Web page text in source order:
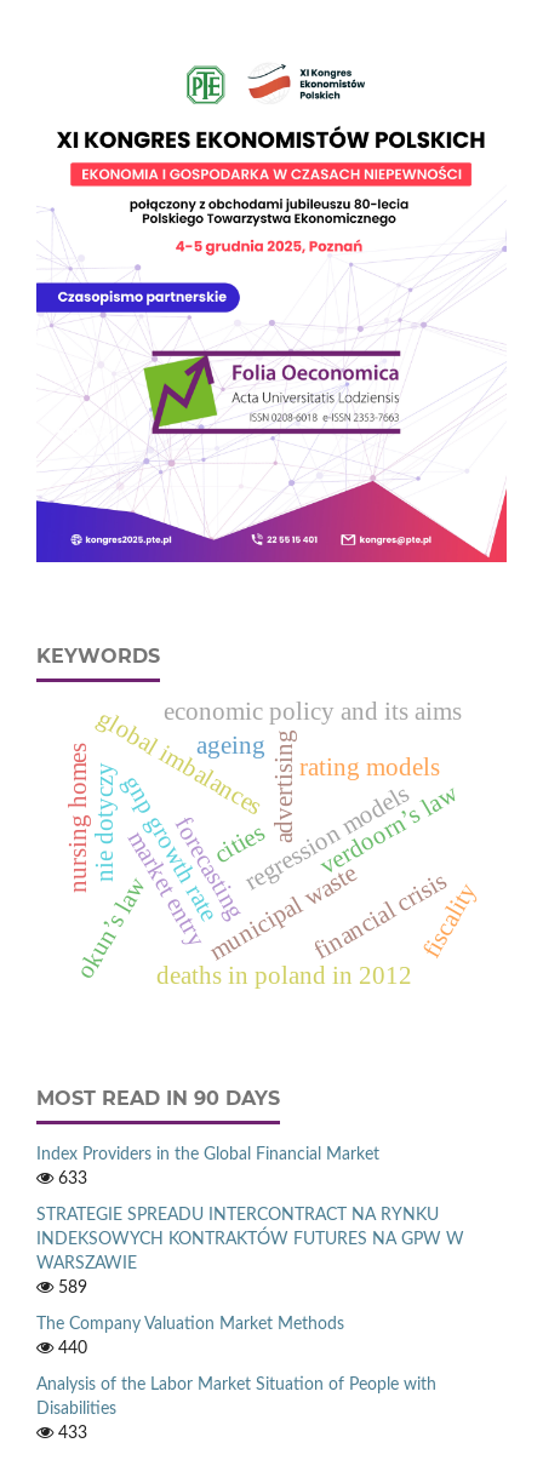
KEYWORDS
forecasting
municipal waste
regression models
cities
deaths in poland in 2012
market entry
advertising
global imbalances
financial crisis
economic policy and its aims
gnp growth rate
okun’s law
nie dotyczy rating models
verdoorn’s law
ageing
nursing homes
fiscality
MOST READ IN 90 DAYS
Index Providers in the Global Financial Market
633
STRATEGIE SPREADU INTERCONTRACT NA RYNKU
INDEKSOWYCH KONTRAKTÓW FUTURES NA GPW W
WARSZAWIE
589
The Company Valuation Market Methods
440
Analysis of the Labor Market Situation of People with
Disabilities
433